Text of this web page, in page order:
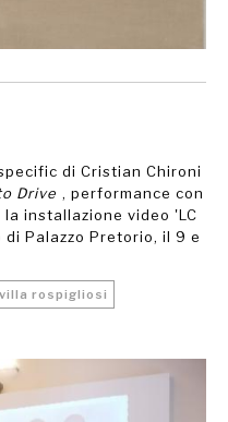
di Cristian Chironi
Drive , performance con
la installazione video 'LC
Palazzo Pretorio, il 9 e
villa rospigliosi